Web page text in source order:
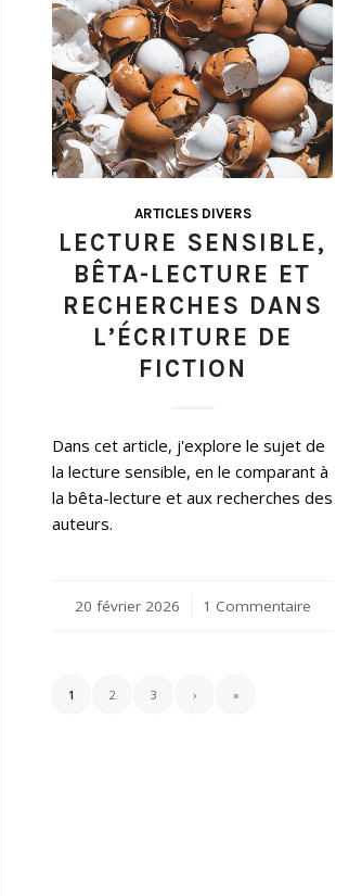
ARTICLES DIVERS
LECTURE SENSIBLE,
BÊTA-LECTURE ET
RECHERCHES DANS
L’ÉCRITURE DE
FICTION
Dans cet article, j'explore le sujet de
la lecture sensible, en le comparant à
la bêta-lecture et aux recherches des
auteurs.
20 février 2026
/ 1 Commentaire
1 2 3 › »